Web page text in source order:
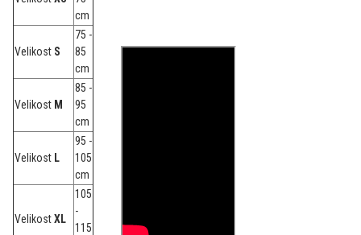
cm
Velikost S
75 -
85
cm
Velikost M
85 -
95
cm
Velikost L
95 -
105
cm
VelikostXL
105
-
115